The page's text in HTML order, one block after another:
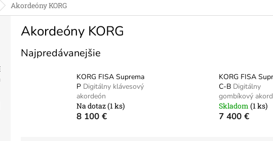
Akordeóny KORG
Akordeóny KORG
Najpredávanejšie
KORG FISA Suprema
P Digitálny klávesový
akordeón
Na dotaz(1 ks)
8 100 €
KORG FISA
C-B Digitálny
gombíkový
Skladom (1 ks)
7 400 €